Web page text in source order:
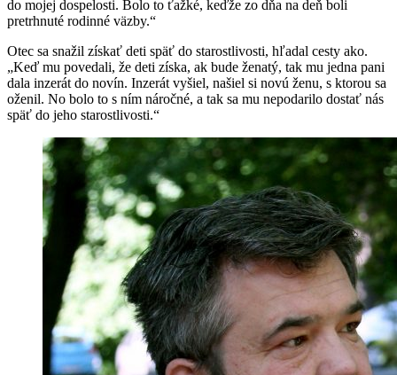
do mojej dospelosti. Bolo to ťažké, keďže zo dňa na deň boli
pretrhnuté rodinné väzby.“
Otec sa snažil získať deti späť do starostlivosti, hľadal cesty ako.
„Keď mu povedali, že deti získa, ak bude ženatý, tak mu jedna pani
dala inzerát do novín. Inzerát vyšiel, našiel si novú ženu, s ktorou sa
oženil. No bolo to s ním náročné, a tak sa mu nepodarilo dostať nás
späť do jeho starostlivosti.“